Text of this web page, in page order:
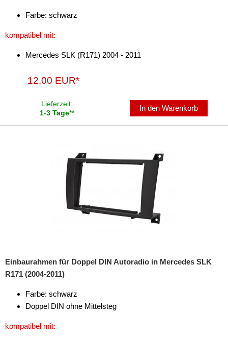
Entriegelung
Fernbedienungen
Handyhalterungen
iPod
Farbe: schwarz
kompatibel mit:
Mercedes SLK (R171) 2004 - 2011
12,00 EUR*
Lieferzeit:
1-3 Tage**
In den Warenkorb
Einbaurahmen für Doppel DIN Autoradio in Mercedes SLK
R171 (2004-2011)
Farbe: schwarz
Doppel DIN ohne Mittelsteg
kompatibel mit: